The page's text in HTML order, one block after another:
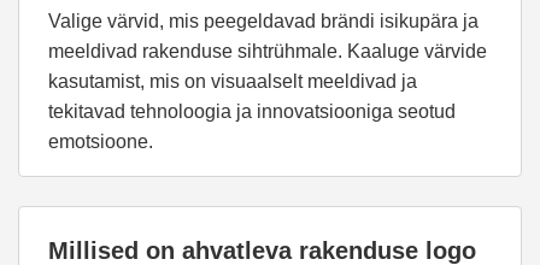
Valige värvid, mis peegeldavad brändi isikupära ja
meeldivad rakenduse sihtrühmale. Kaaluge värvide
kasutamist, mis on visuaalselt meeldivad ja
tekitavad tehnoloogia ja innovatsiooniga seotud
emotsioone.
Millised on ahvatleva rakenduse logo